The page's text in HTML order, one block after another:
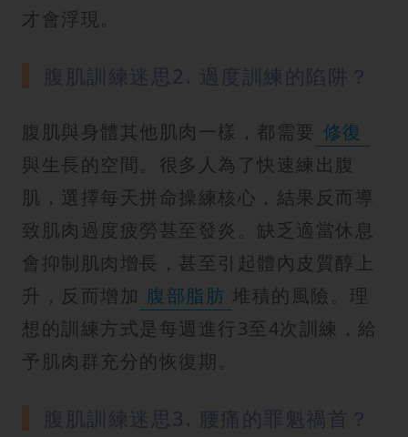
才會浮現。
腹肌與身體其他肌肉一樣，都需要 修復
與生長的空間。很多人為了快速練出腹
肌，選擇每天拼命操練核心，結果反而導
致肌肉過度疲勞甚至發炎。缺乏適當休息
會抑制肌肉增長，甚至引起體內皮質醇上
升，反而增加 腹部脂肪 堆積的風險。理
想的訓練方式是每週進行3至4次訓練，給
予肌肉群充分的恢復期。